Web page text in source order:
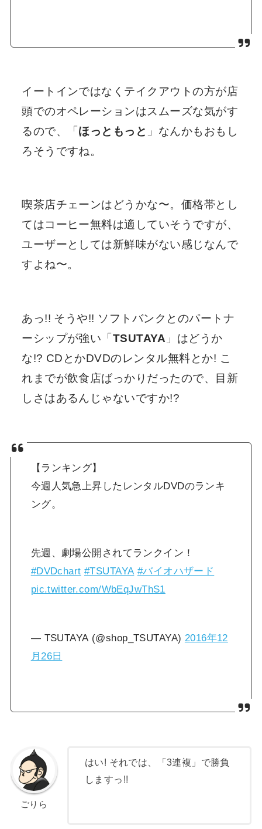
イートインではなくテイクアウトの方が店
頭でのオペレーションはスムーズな気がす
るので、「ほっともっと 」なんかもおもし
ろそうですね。
喫茶店チェーンはどうかな〜。価格帯とし
てはコーヒー無料は適していそうですが、
ユーザーとしては新鮮味がない感じなんで
すよね〜。
あっ!! そうや!! ソフトバンクとのパートナ
ーシップが強い「 TSUTAYA 」はどうか
な!? CDとかDVDのレンタル無料とか! こ
れまでが飲食店ばっかりだったので、目新
しさはあるんじゃないですか!?
【ランキング】
今週人気急上昇したレンタルDVDのランキ
ング。
先週、劇場公開されてランクイン！
#DVDchart #TSUTAYA #バイオハザード
pic.twitter.com/WbEqJwThS1
— TSUTAYA (@shop_TSUTAYA) 2016年12
月26日
ごりら
はい! それでは、「3連複」で勝負
しますっ!!